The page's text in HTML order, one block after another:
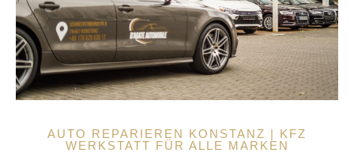
AUTO REPARIEREN KONSTANZ | KFZ
WERKSTATT FÜR ALLE MARKEN